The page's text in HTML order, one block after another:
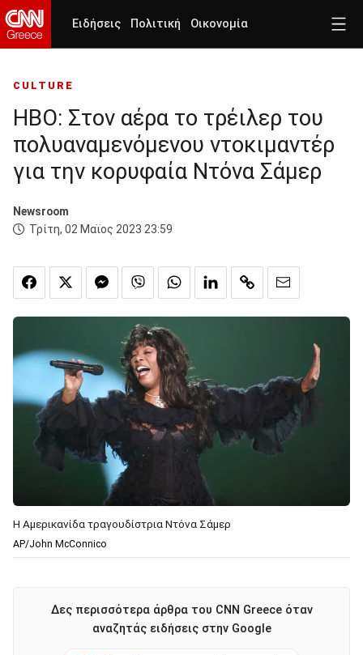
Ειδήσεις Πολιτική Οικονομία
CULTURE
HBO: Στον αέρα το τρέιλερ του
πολυαναμενόμενου ντοκιμαντέρ
για την κορυφαία Ντόνα Σάμερ
Newsroom
Τρίτη, 02 Μαϊος 2023 23:59
Η Αμερικανίδα τραγουδίστρια Ντόνα Σάμερ
AP/John McConnico
Δες περισσότερα άρθρα του CNN Greece όταν
αναζητάς ειδήσεις στην Google